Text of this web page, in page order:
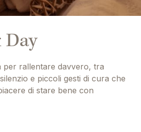
Day
per rallentare davvero, tra
e piccoli gesti di cura che
di stare bene con